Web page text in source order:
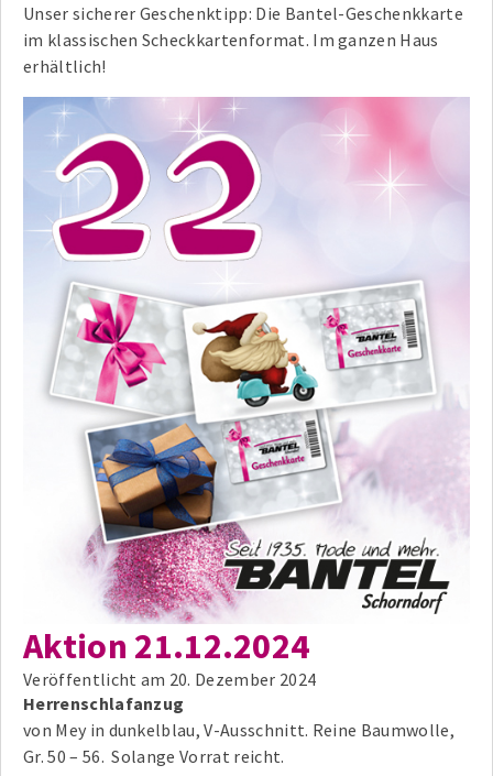
Unser sicherer Geschenktipp: Die Bantel-Geschenkkarte
im klassischen Scheckkartenformat. Im ganzen Haus
erhältlich!
Aktion 21.12.2024
Veröffentlicht am 20. Dezember 2024
Herrenschlafanzug
von Mey in dunkelblau, V-Ausschnitt. Reine Baumwolle,
Gr. 50 – 56. Solange Vorrat reicht.